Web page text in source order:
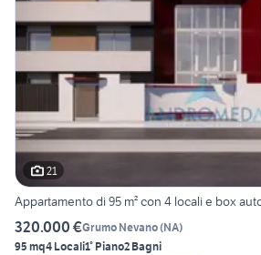
21
Appartamento di 95 m² con 4 locali e box
320.000 €Grumo Nevano(NA)
95 mq4 Locali1° Piano2 Bagni